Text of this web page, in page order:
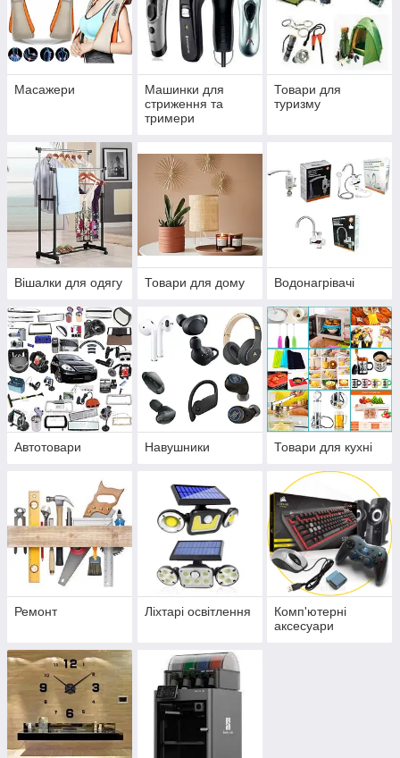
Масажери
Машинки для
стриження та
тримери
Товари для
туризму
Вішалки для одягу Товари для дому Водонагрівачі
Автотовари Навушники Товари для кухні
Ремонт Ліхтарі освітлення
Комп'ютерні
аксесуари